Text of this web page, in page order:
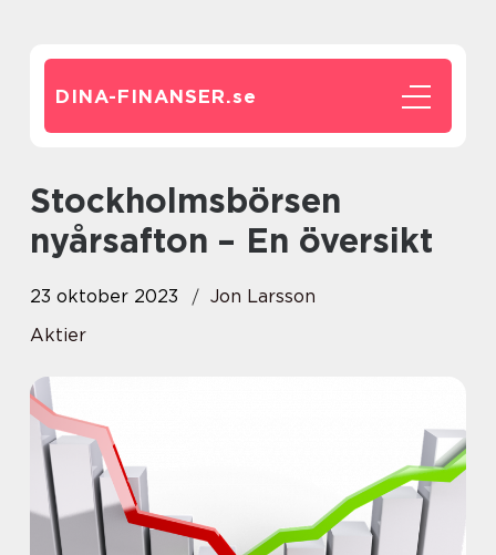
DINA-FINANSER.se
Stockholmsbörsen
nyårsafton – En översikt
23 oktober 2023
Jon Larsson
Aktier